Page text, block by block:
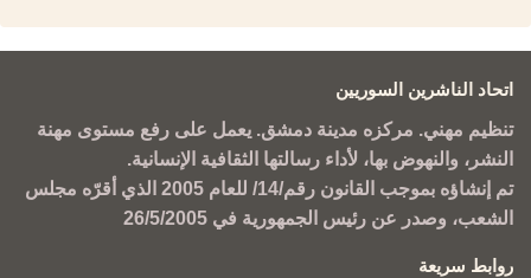
اتحاد الناشرين السوريين
تنظيم مهني. مركزه مدينة دمشق. يعمل على رفع مستوى مهنة
النشر، والنهوض بها، لأداء رسالتها الثقافية الإنسانية.
تم إنشاؤه بموجب القانون رقم/14/ للعام 2005 الذي أقرّه مجلس
الشعب، وصدر عن رئيس الجمهورية في 26/5/2005
روابط سريعة